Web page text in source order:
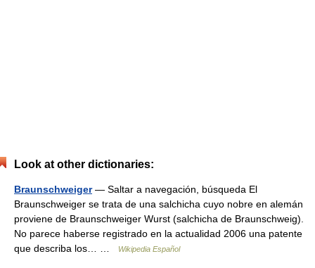
Look at other dictionaries:
Braunschweiger— Saltar a navegación, búsqueda El
Braunschweiger se trata de una salchicha cuyo nobre en alemán
proviene de Braunschweiger Wurst (salchicha de Braunschweig).
No parece haberse registrado en la actualidad 2006 una patente
que describa los… …
Wikipedia Español